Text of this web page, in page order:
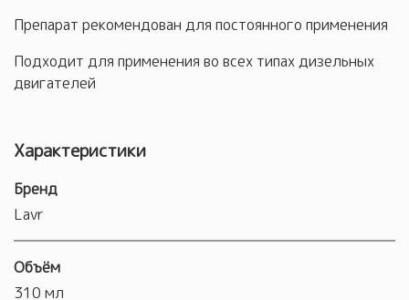
Препарат рекомендован для постоянного применения
Подходит для применения во всех типах дизельных
двигателей
Характеристики
Бренд
Lavr
Объём
310 мл